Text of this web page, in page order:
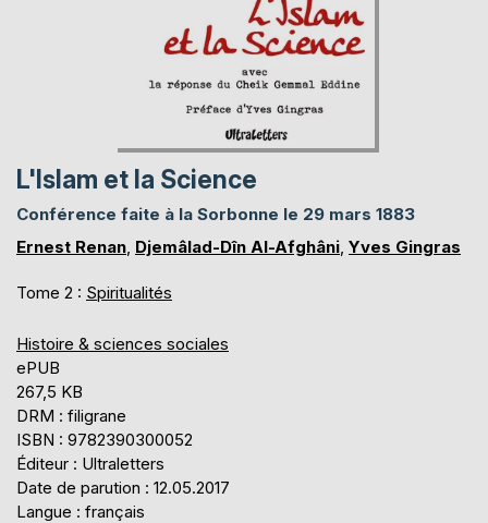
L'Islam et la Science
Conférence faite à la Sorbonne le 29 mars 1883
Ernest Renan Djemâlad-Dîn Al-Afghâni Yves Gingras
Tome 2 : Spiritualités
Histoire & sciences sociales
ePUB
267,5 KB
DRM : filigrane
ISBN : 9782390300052
Éditeur : Ultraletters
Date de parution : 12.05.2017
Langue : français